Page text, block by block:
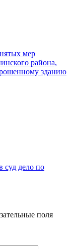
мер
района,
зданию
суд дело по
поля